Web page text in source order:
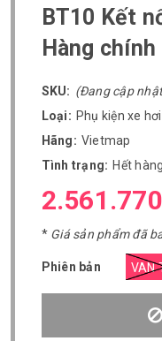
BT10 Kết
Hàng chính
SKU: (Đang cập
Loại: Phụ kiện xe
Hãng: Vietmap
Tình trạng: Hết hàng
* Giá sản phẩm đã
Phiên bản VAN